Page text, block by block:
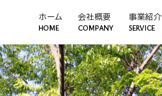
ホーム
HOME
会社概要
COMPANY
事業紹介
SERVICE